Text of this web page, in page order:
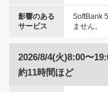
影響のある
サービス
SoftBank
ません。
2026/8/4(火)8:00〜
約11時間ほど